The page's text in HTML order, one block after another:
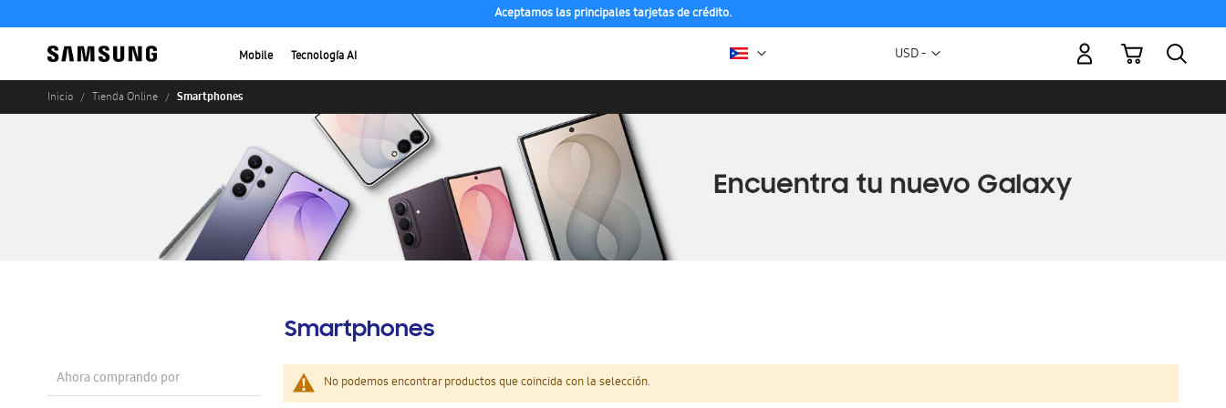
Aceptamos las principales tarjetas de crédito.
Mobile Tecnología AI Moneda
USD -
Mi carrito
Inicio Tienda Online Smartphones
Smartphones
No podemos encontrar productos que coincida con la selección.
Ahora comprando por